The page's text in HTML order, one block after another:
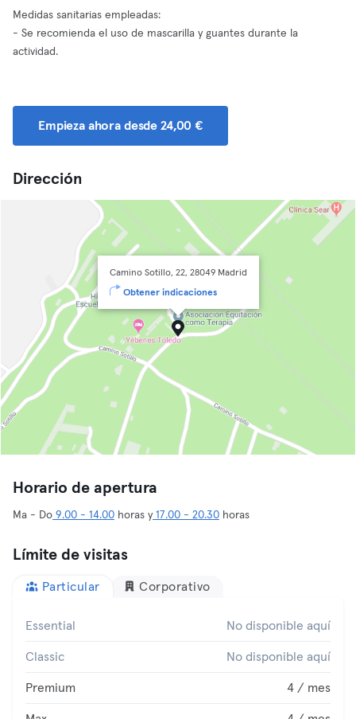
Medidas sanitarias empleadas:
- Se recomienda el uso de mascarilla y guantes durante la
actividad.
Empieza ahora desde 24,00 €
Dirección
Camino Sotillo, 22, 28049 Madrid
Obtener indicaciones
Horario de apertura
Ma - Do 9.00 - 14.00 horas y 17.00 - 20.30 horas
Límite de visitas
Particular Corporativo
Essential No disponible aquí
Classic No disponible aquí
Premium 4 / mes